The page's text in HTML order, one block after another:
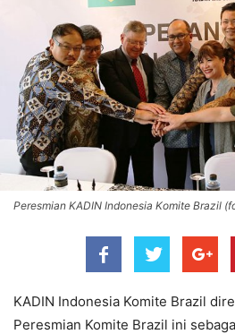
Peresmian KADIN Indonesia Komite Brazil
KADIN Indonesia Komite Brazil
Peresmian Komite Brazil ini